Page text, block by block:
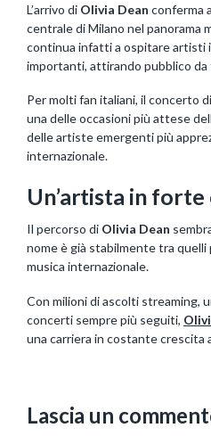
L’arrivo di Olivia Dean conferma
centrale di Milano nel panorama
continua infatti a ospitare artisti
importanti, attirando pubblico
Per molti fan italiani, il concerto di
una delle occasioni più attese
delle artiste emergenti più
internazionale.
Un’artista in forte
Il percorso di Olivia Dean
nome è già stabilmente tra
musica internazionale.
Con milioni di ascolti streaming,
concerti sempre più seguiti,
una carriera in costante crescita
Lascia un